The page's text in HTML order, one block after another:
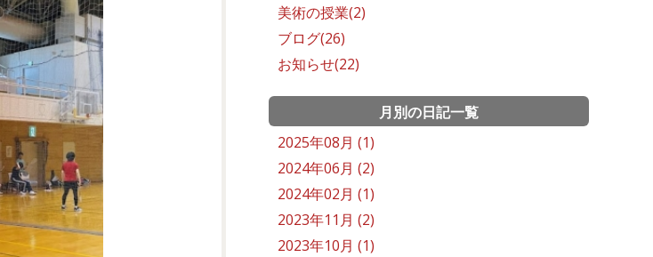
美術の授業(2)
ブログ(26)
お知らせ(22)
月別の日記一覧
2025年08月 (1)
2024年06月 (2)
2024年02月 (1)
2023年11月 (2)
2023年10月 (1)